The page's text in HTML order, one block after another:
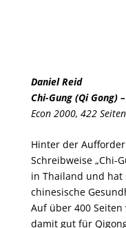
Daniel Reid
Chi-Gung (Qi Gong)
Econ 2000, 422
Hinter der
Schreibweise „Chi-
in Thailand und hat
chinesische
Auf über 400
damit gut für